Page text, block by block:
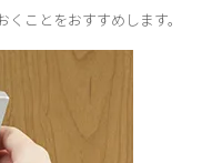
ことをおすすめします。